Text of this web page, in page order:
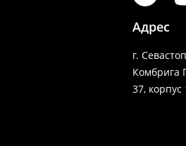
Адрес
г.
Комбрига
37, корпус